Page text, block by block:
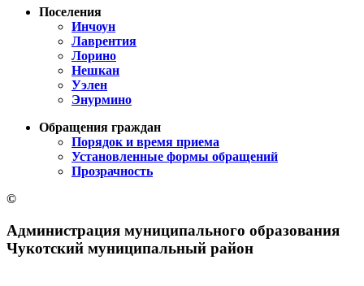
Поселения
Инчоун
Лаврентия
Лорино
Нешкан
Уэлен
Энурмино
Обращения граждан
Порядок и время приема
Установленные формы обращений
Прозрачность
©
Администрация муниципального образования
Чукотский муниципальный район